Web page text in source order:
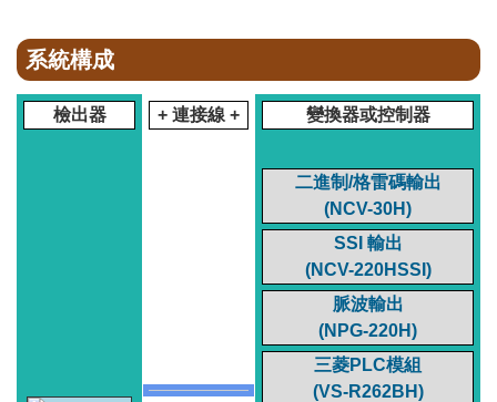
系統構成
檢出器 + 連接線 + 變換器或控制器
二進制/格雷碼輸出
(NCV-30H)
SSI 輸出
(NCV-220HSSI)
脈波輸出
(NPG-220H)
三菱PLC模組
(VS-R262BH)